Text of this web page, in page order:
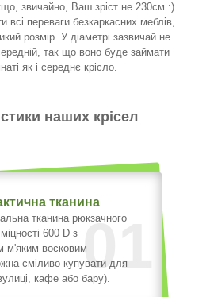
звичайно, Ваш зріст не 230см :)
всі переваги безкаркасних меблів,
розмір. У діаметрі зазвичай не
так що воно буде займати
як і середнє крісло.
наших крісел
01
тканина
тканина рюкзачного
600 D з
м'яким восковим
сміливо купувати для
кафе або бару).